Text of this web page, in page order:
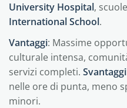
University Hospital,
International School.
Vantaggi: Massime
culturale intensa,
servizi completi. Svantaggi
nelle ore di punta, meno
minori.